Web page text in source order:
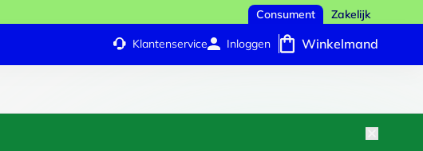
Consument Zakelijk
Klantenservice Inloggen Winkelmand